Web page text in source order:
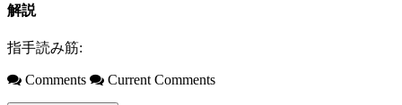
解説
指手読み筋:
Comments Current Comments